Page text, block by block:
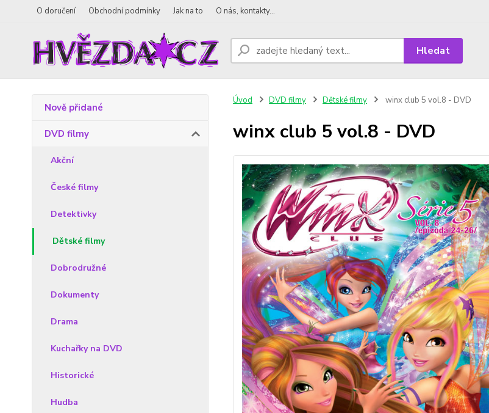
O doručení Obchodní podmínky Jak na to O nás, kontakty...
Hledat
Nově přidané
DVD filmy
Akční
České filmy
Detektivky
Dětské filmy
Dobrodružné
Dokumenty
Drama
Kuchařky na DVD
Historické
Hudba
Úvod DVD filmy Dětské filmy winx club 5 vol.8 - DVD
winx club 5 vol.8 - DVD